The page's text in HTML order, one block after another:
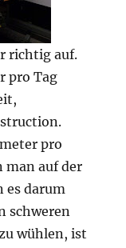
richtig auf.
pro Tag
pro
man auf der
es darum
schweren
wühlen, ist